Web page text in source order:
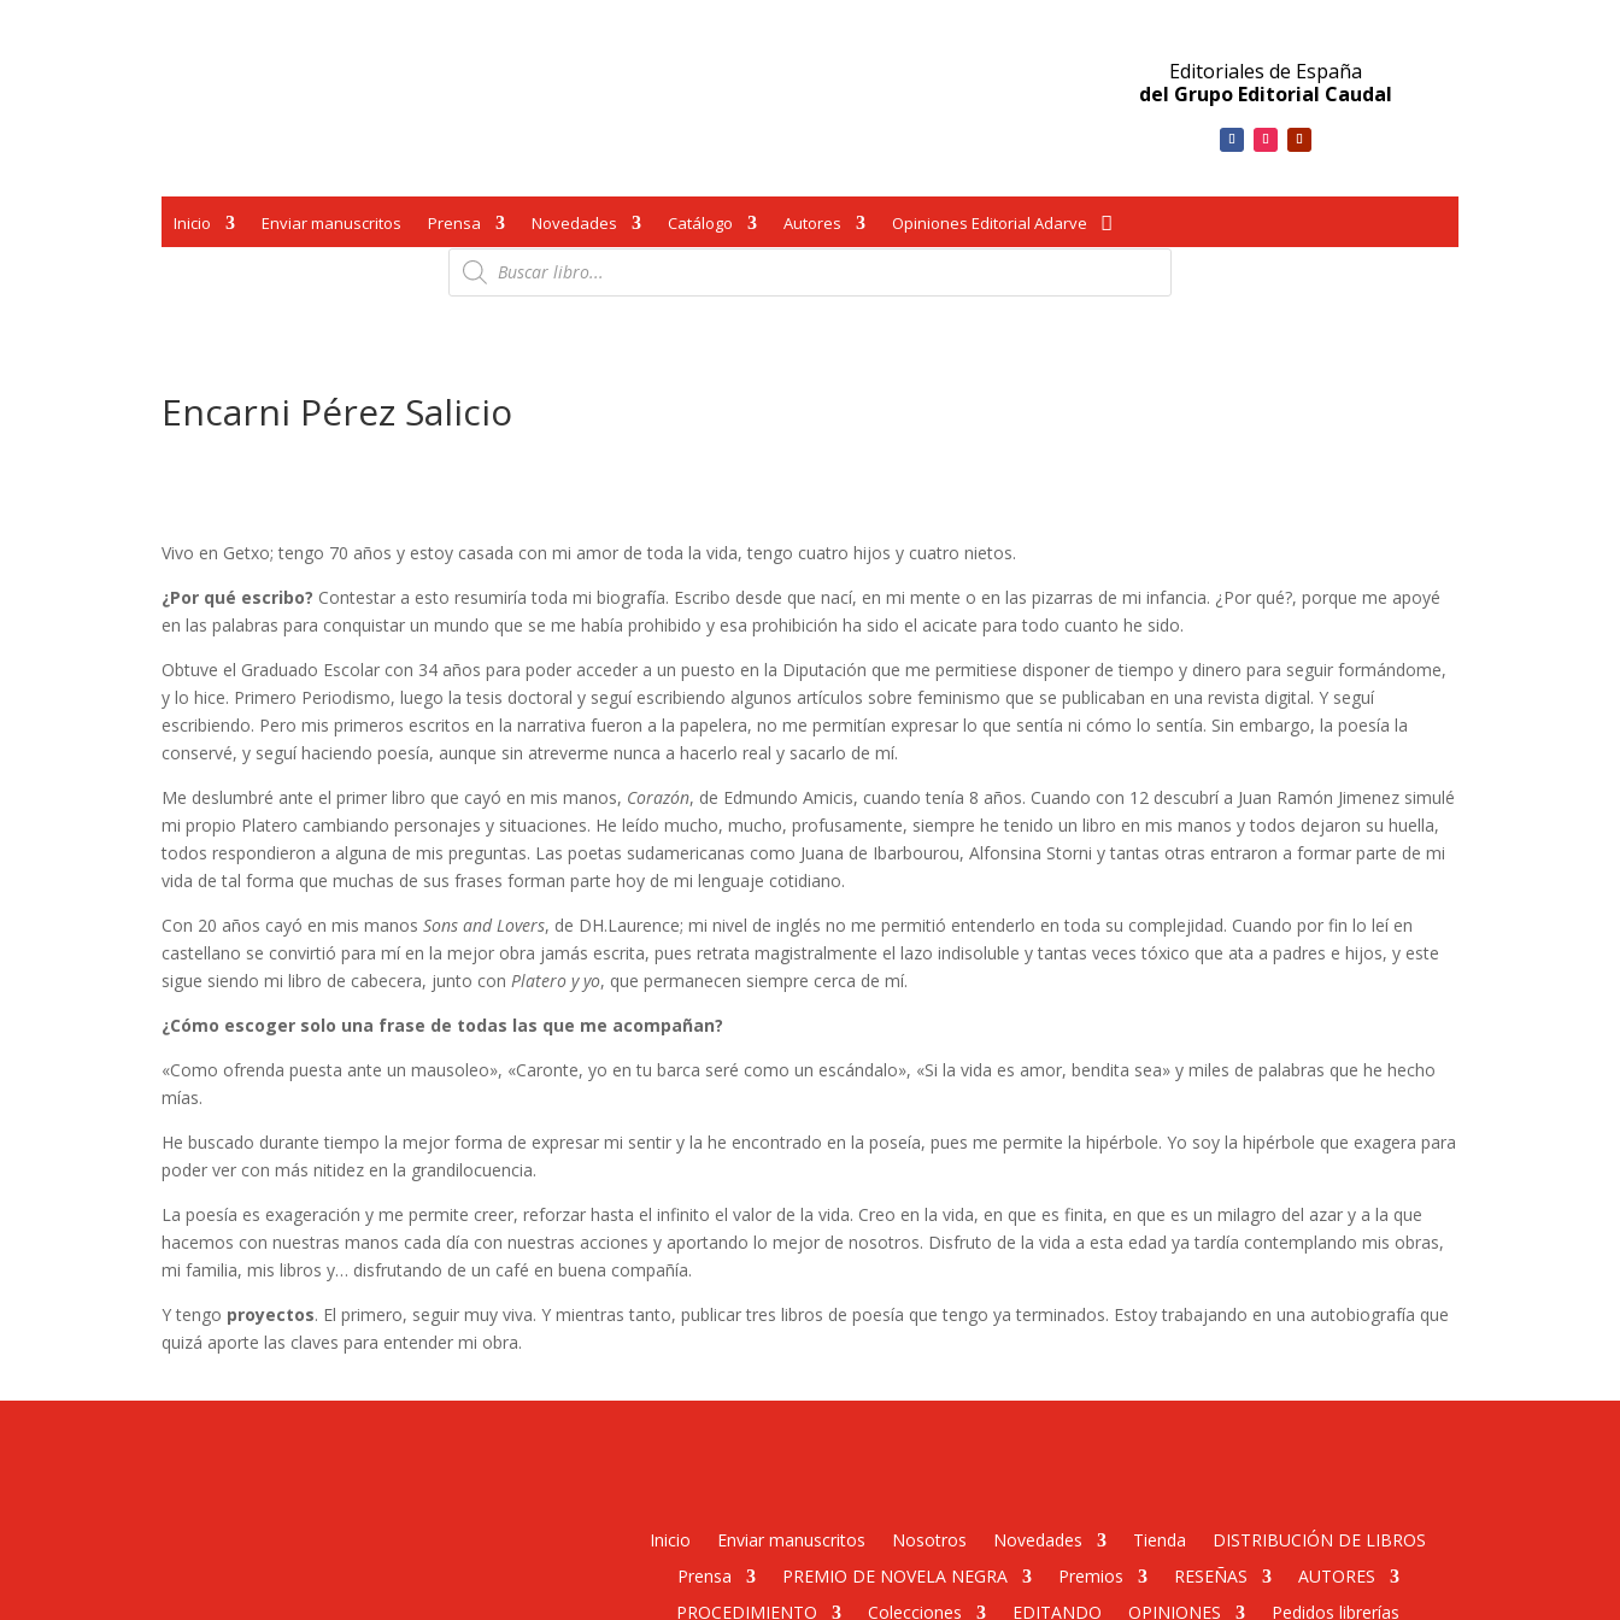
Editoriales de España
del Grupo Editorial Caudal
Inicio Enviar manuscritos Prensa Novedades Catálogo Autores Opiniones Editorial Adarve
Búsqueda
de
productos
Encarni Pérez Salicio
Vivo en Getxo; tengo 70 años y estoy casada con mi amor de toda la vida, tengo cuatro hijos y cuatro nietos.
¿Por qué escribo? Contestar a esto resumiría toda mi biografía. Escribo desde que nací, en mi mente o en las pizarras de mi infancia. ¿Por qué?, porque me apoyé
en las palabras para conquistar un mundo que se me había prohibido y esa prohibición ha sido el acicate para todo cuanto he sido.
Obtuve el Graduado Escolar con 34 años para poder acceder a un puesto en la Diputación que me permitiese disponer de tiempo y dinero para seguir formándome,
y lo hice. Primero Periodismo, luego la tesis doctoral y seguí escribiendo algunos artículos sobre feminismo que se publicaban en una revista digital. Y seguí
escribiendo. Pero mis primeros escritos en la narrativa fueron a la papelera, no me permitían expresar lo que sentía ni cómo lo sentía. Sin embargo, la poesía la
conservé, y seguí haciendo poesía, aunque sin atreverme nunca a hacerlo real y sacarlo de mí.
Me deslumbré ante el primer libro que cayó en mis manos, Corazón, de Edmundo Amicis, cuando tenía 8 años. Cuando con 12 descubrí a Juan Ramón Jimenez simulé
mi propio Platero cambiando personajes y situaciones. He leído mucho, mucho, profusamente, siempre he tenido un libro en mis manos y todos dejaron su huella,
todos respondieron a alguna de mis preguntas. Las poetas sudamericanas como Juana de Ibarbourou, Alfonsina Storni y tantas otras entraron a formar parte de mi
vida de tal forma que muchas de sus frases forman parte hoy de mi lenguaje cotidiano.
Con 20 años cayó en mis manosSons and Lovers, de DH.Laurence; mi nivel de inglés no me permitió entenderlo en toda su complejidad. Cuando por fin lo leí en
castellano se convirtió para mí en la mejor obra jamás escrita, pues retrata magistralmente el lazo indisoluble y tantas veces tóxico que ata a padres e hijos, y este
sigue siendo mi libro de cabecera, junto conPlatero y yo, que permanecen siempre cerca de mí.
¿Cómo escoger solo una frase de todas las que me acompañan?
«Como ofrenda puesta ante un mausoleo», «Caronte, yo en tu barca seré como un escándalo», «Si la vida es amor, bendita sea» y miles de palabras que he hecho
mías.
He buscado durante tiempo la mejor forma de expresar mi sentir y la he encontrado en la poseía, pues me permite la hipérbole. Yo soy la hipérbole que exagera para
poder ver con más nitidez en la grandilocuencia.
La poesía es exageración y me permite creer, reforzar hasta el infinito el valor de la vida. Creo en la vida, en que es finita, en que es un milagro del azar y a la que
hacemos con nuestras manos cada día con nuestras acciones y aportando lo mejor de nosotros. Disfruto de la vida a esta edad ya tardía contemplando mis obras,
mi familia, mis libros y… disfrutando de un café en buena compañía.
Y tengo proyectos. El primero, seguir muy viva. Y mientras tanto, publicar tres libros de poesía que tengo ya terminados. Estoy trabajando en una autobiografía que
quizá aporte las claves para entender mi obra.
Inicio Enviar manuscritos Nosotros Novedades Tienda
DISTRIBUCIÓN DE LIBROS
Prensa
PREMIO DE NOVELA NEGRA Premios RESEÑAS
AUTORES
PROCEDIMIENTO
Colecciones EDITANDO OPINIONES Pedidos librerías